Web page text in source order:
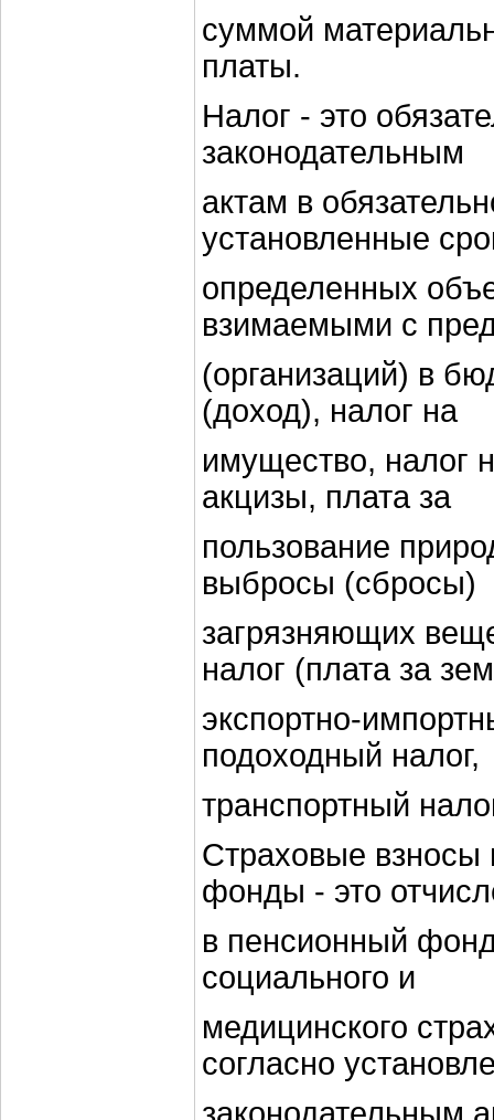
суммой
платы.
Налог - это
законодательным
актам в
установленные
определенных
взимаемыми с
(организаций) в
(доход), налог на
имущество, налог
акцизы, плата за
пользование
выбросы (сбросы)
загрязняющих
налог (плата за
экспортно-
подоходный налог,
транспортный
Страховые взносы
фонды - это
в пенсионный
социального и
медицинского
согласно